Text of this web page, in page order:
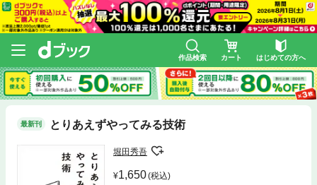
作品検索 カート はじめての方へ
最新刊 とりあえずやってみる技術
堀田秀吾
1,650(税込)